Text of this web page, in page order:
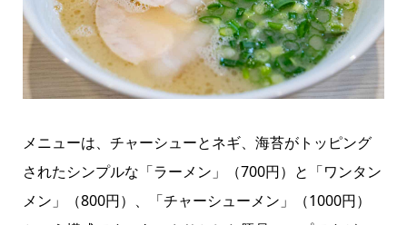
メニューは、チャーシューとネギ、海苔がトッピング
されたシンプルな「ラーメン」（700円）と「ワンタン
メン」（800円）、「チャーシューメン」（1000円）